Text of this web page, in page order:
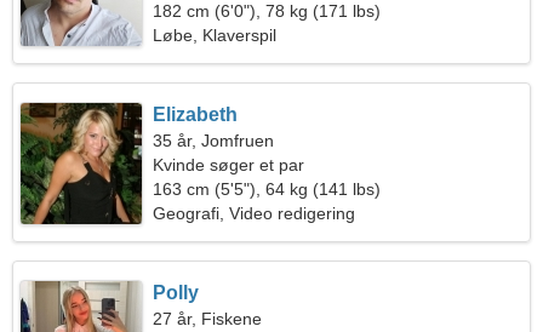
182 cm (6'0"), 78 kg (171 lbs)
Løbe, Klaverspil
Elizabeth
35 år, Jomfruen
Kvinde søger et par
163 cm (5'5"), 64 kg (141 lbs)
Geografi, Video redigering
Polly
27 år, Fiskene